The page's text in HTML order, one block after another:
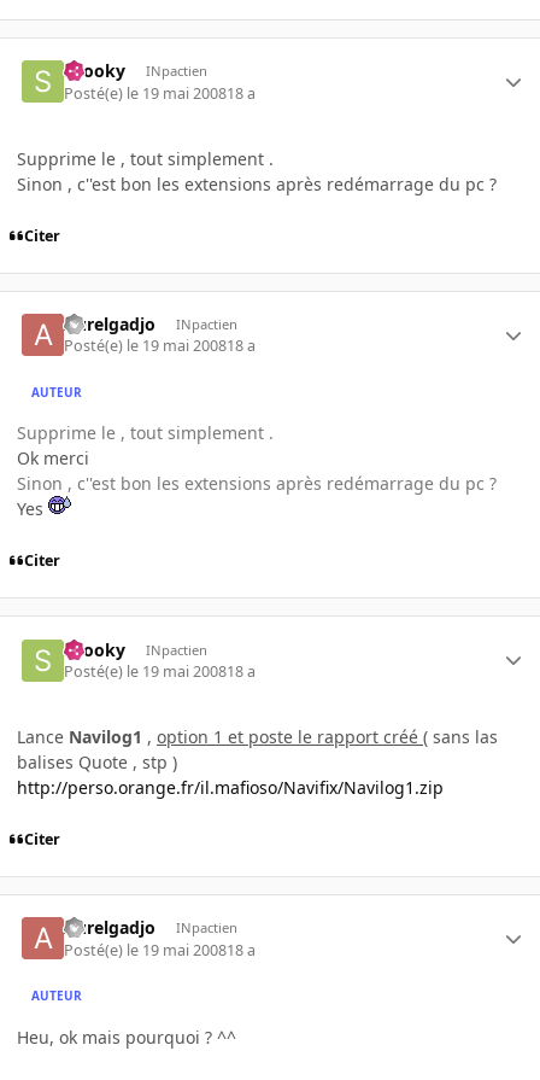
snooky INpactien
Posté(e) le 19 mai 200818 a
Supprime le , tout simplement .
Sinon , c''est bon les extensions après redémarrage du pc ?
Citer
Aurelgadjo INpactien
Posté(e) le 19 mai 200818 a
AUTEUR
Supprime le , tout simplement .
Ok merci
Sinon , c''est bon les extensions après redémarrage du pc ?
Yes
Citer
snooky INpactien
Posté(e) le 19 mai 200818 a
Lance Navilog1 , option 1 et poste le rapport créé ( sans las
balises Quote , stp )
http://perso.orange.fr/il.mafioso/Navifix/Navilog1.zip
Citer
Aurelgadjo INpactien
Posté(e) le 19 mai 200818 a
AUTEUR
Heu, ok mais pourquoi ? ^^